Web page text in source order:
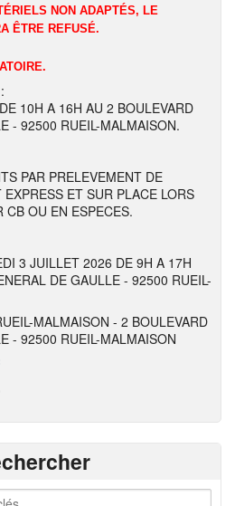
NON ADAPTÉS, LE
ÊTRE REFUSÉ.
10H A 16H AU 2 BOULEVARD
- 92500 RUEIL-MALMAISON.
PAR PRELEVEMENT DE
ET SUR PLACE LORS
CB OU EN ESPECES.
3 JUILLET 2026 DE 9H A 17H
DE GAULLE - 92500 RUEIL-
MALMAISON - 2 BOULEVARD
- 92500 RUEIL-MALMAISON